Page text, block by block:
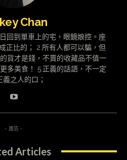
Chan
回到單車上的宅，眼鏡娘控。座
正比的； 2.所有人都可以騙，但
貨才是錢，不賣的收藏品不值一
多美食！ 5.正義的話語，不一定
義之人的口；
- 廣告 -
Articles